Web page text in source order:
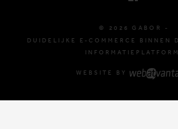
© 2026 GABOR -
DUIDELIJKE E-COMMERCE BINNEN
WEBSITE BY